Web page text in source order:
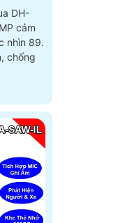
DH-
cảm
nhìn 89.
chống